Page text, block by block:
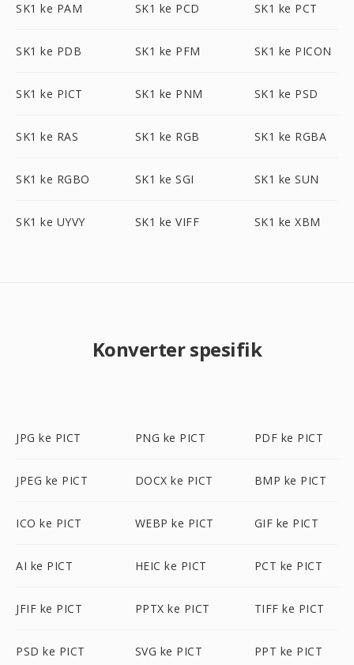
SK1 ke PAM SK1 ke PCD SK1 ke PCT
SK1 ke PDB SK1 ke PFM SK1 ke PICON
SK1 ke PICT SK1 ke PNM SK1 ke PSD
SK1 ke RAS SK1 ke RGB SK1 ke RGBA
SK1 ke RGBO SK1 ke SGI SK1 ke SUN
SK1 ke UYVY SK1 ke VIFF SK1 ke XBM
Konverter spesifik
JPG ke PICT PNG ke PICT PDF ke PICT
JPEG ke PICT DOCX ke PICT BMP ke PICT
ICO ke PICT WEBP ke PICT GIF ke PICT
AI ke PICT HEIC ke PICT PCT ke PICT
JFIF ke PICT PPTX ke PICT TIFF ke PICT
PSD ke PICT SVG ke PICT PPT ke PICT